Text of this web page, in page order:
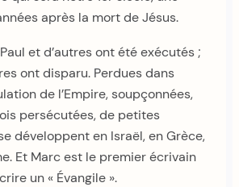
après la mort de Jésus.
et d’autres ont été exécutés ;
ont disparu. Perdues dans
de l’Empire, soupçonnées,
persécutées, de petites
développent en Israël, en Grèce,
Et Marc est le premier écrivain
un « Évangile ».